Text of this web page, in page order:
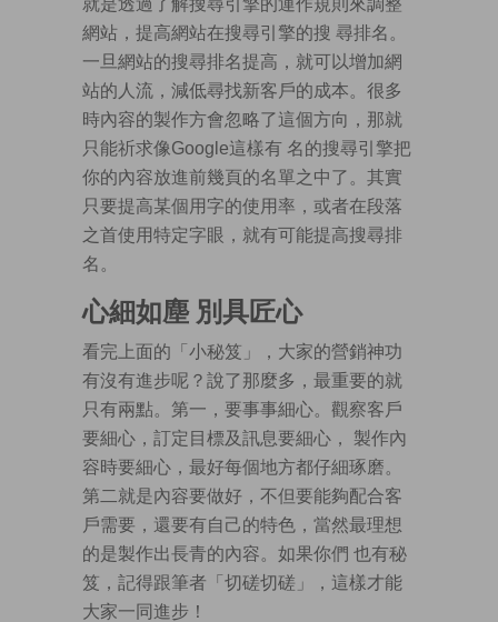
就是透過了解搜尋引擎的運作規則來調整
網站，提高網站在搜尋引擎的搜 尋排名。
一旦網站的搜尋排名提高，就可以增加網
站的人流，減低尋找新客戶的成本。很多
時內容的製作方會忽略了這個方向，那就
只能祈求像Google這樣有 名的搜尋引擎把
你的內容放進前幾頁的名單之中了。其實
只要提高某個用字的使用率，或者在段落
之首使用特定字眼，就有可能提高搜尋排
名。
心細如塵 別具匠心
看完上面的「小秘笈」，大家的營銷神功
有沒有進步呢？說了那麼多，最重要的就
只有兩點。第一，要事事細心。觀察客戶
要細心，訂定目標及訊息要細心， 製作內
容時要細心，最好每個地方都仔細琢磨。
第二就是內容要做好，不但要能夠配合客
戶需要，還要有自己的特色，當然最理想
的是製作出長青的內容。如果你們 也有秘
笈，記得跟筆者「切磋切磋」，這樣才能
大家一同進步！